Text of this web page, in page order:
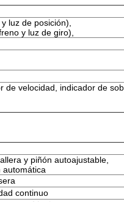
luz de posición),
y luz de giro),
de velocidad, indicador de
y piñón autoajustable,
automática
continuo